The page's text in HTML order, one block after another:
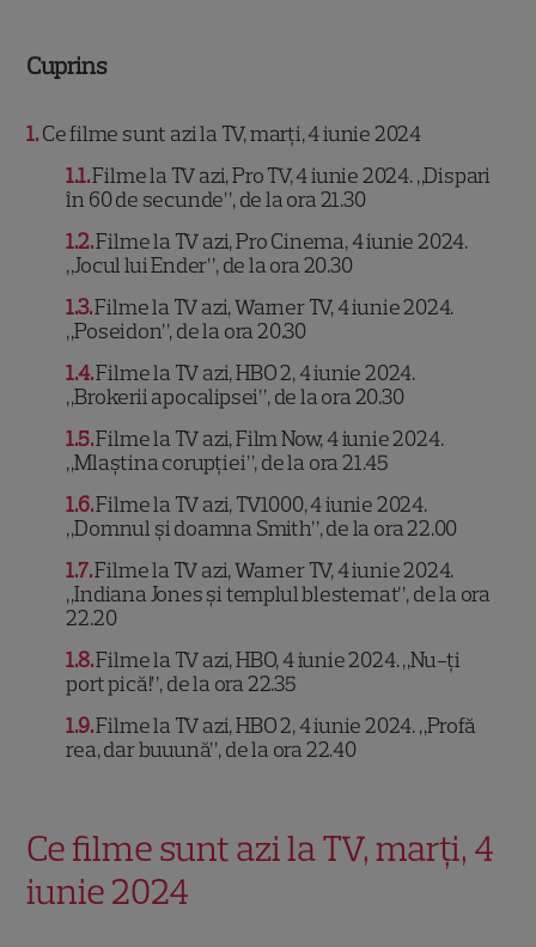
Cuprins
1 Ce filme sunt azi la TV, marți, 4 iunie 2024
1.1Filme la TV azi, Pro TV, 4 iunie 2024. „Dispari
în 60 de secunde”, de la ora 21.30
1.2Filme la TV azi, Pro Cinema, 4 iunie 2024.
„Jocul lui Ender”, de la ora 20.30
1.3Filme la TV azi, Warner TV, 4 iunie 2024.
„Poseidon”, de la ora 20.30
1.4Filme la TV azi, HBO 2, 4 iunie 2024.
„Brokerii apocalipsei”, de la ora 20.30
1.5Filme la TV azi, Film Now, 4 iunie 2024.
„Mlaștina corupției”, de la ora 21.45
1.6Filme la TV azi, TV1000, 4 iunie 2024.
„Domnul și doamna Smith”, de la ora 22.00
1.7Filme la TV azi, Warner TV, 4 iunie 2024.
„Indiana Jones și templul blestemat”, de la ora
22.20
1.8Filme la TV azi, HBO, 4 iunie 2024. „Nu-ți
port pică!”, de la ora 22.35
1.9Filme la TV azi, HBO 2, 4 iunie 2024. „Profă
rea, dar buuună”, de la ora 22.40
Ce filme sunt azi la TV, marți, 4
iunie 2024